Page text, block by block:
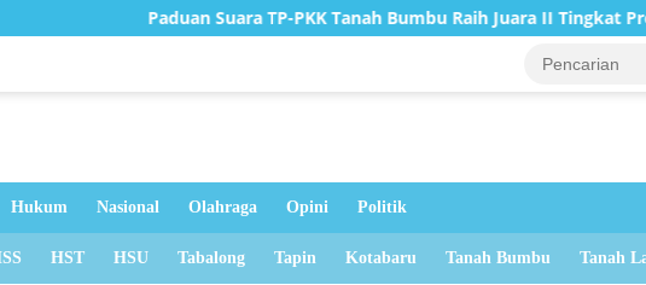
Paduan Suara TP-PKK Tanah Bumbu Raih Juara II Tingkat Provinsi Kalsel
Hukum Nasional Olahraga Opini Politik
HST HSU Tabalong Tapin Kotabaru Tanah Bumbu Tanah